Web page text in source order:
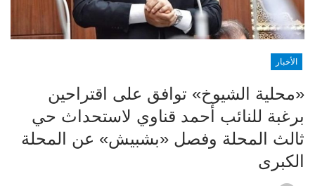
الأخبار
«محلية الشيوخ» توافق على اقتراحين
برغبة للنائب أحمد قناوي لاستحداث حي
ثالث المحلة وفصل «بشبيش» عن المحلة
الكبرى